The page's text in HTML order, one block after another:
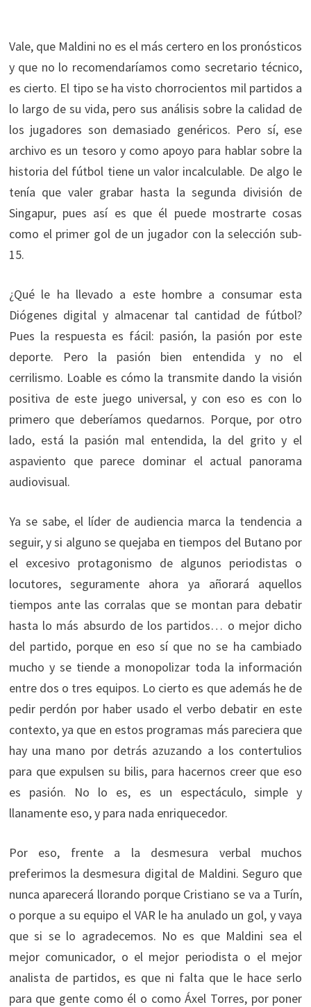
Vale, que Maldini no es el más certero en los pronósticos
y que no lo recomendaríamos como secretario técnico,
es cierto. El tipo se ha visto chorrocientos mil partidos a
lo largo de su vida, pero sus análisis sobre la calidad de
los jugadores son demasiado genéricos. Pero sí, ese
archivo es un tesoro y como apoyo para hablar sobre la
historia del fútbol tiene un valor incalculable. De algo le
tenía que valer grabar hasta la segunda división de
Singapur, pues así es que él puede mostrarte cosas
como el primer gol de un jugador con la selección sub-
15.
¿Qué le ha llevado a este hombre a consumar esta
Diógenes digital y almacenar tal cantidad de fútbol?
Pues la respuesta es fácil: pasión, la pasión por este
deporte. Pero la pasión bien entendida y no el
cerrilismo. Loable es cómo la transmite dando la visión
positiva de este juego universal, y con eso es con lo
primero que deberíamos quedarnos. Porque, por otro
lado, está la pasión mal entendida, la del grito y el
aspaviento que parece dominar el actual panorama
audiovisual.
Ya se sabe, el líder de audiencia marca la tendencia a
seguir, y si alguno se quejaba en tiempos del Butano por
el excesivo protagonismo de algunos periodistas o
locutores, seguramente ahora ya añorará aquellos
tiempos ante las corralas que se montan para debatir
hasta lo más absurdo de los partidos… o mejor dicho
del partido, porque en eso sí que no se ha cambiado
mucho y se tiende a monopolizar toda la información
entre dos o tres equipos. Lo cierto es que además he de
pedir perdón por haber usado el verbo debatir en este
contexto, ya que en estos programas más pareciera que
hay una mano por detrás azuzando a los contertulios
para que expulsen su bilis, para hacernos creer que eso
es pasión. No lo es, es un espectáculo, simple y
llanamente eso, y para nada enriquecedor.
Por eso, frente a la desmesura verbal muchos
preferimos la desmesura digital de Maldini. Seguro que
nunca aparecerá llorando porque Cristiano se va a Turín,
o porque a su equipo el VAR le ha anulado un gol, y vaya
que si se lo agradecemos. No es que Maldini sea el
mejor comunicador, o el mejor periodista o el mejor
analista de partidos, es que ni falta que le hace serlo
para que gente como él o como Áxel Torres, por poner